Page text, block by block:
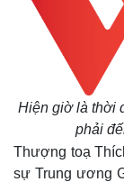
Hiện giờ là thời
phải
Thượng toạ
sự Trung ương